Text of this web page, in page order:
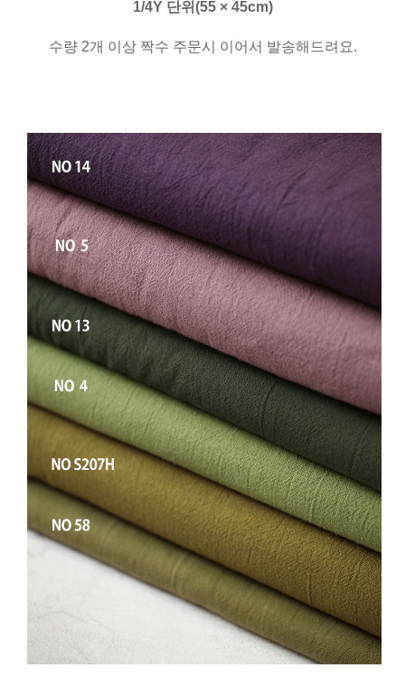
1/4Y 단위(55 × 45cm)
수량 2개 이상 짝수 주문시 이어서 발송해드려요.